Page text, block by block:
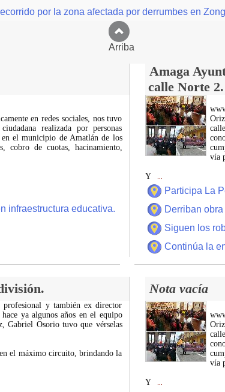
por la zona afectada por derrumbes en
Arriba
Amaga
calle Norte 2.
en redes sociales, nos tuvo
realizada por personas
el municipio de Amatlán de los
cobro de cuotas, hacinamiento,
infraestructura educativa.
vía
Y
Participa La
Derriban
Siguen los
Continúa la
Nota vacía
profesional y también ex director
ya algunos años en el equipo
Gabriel Osorio tuvo que vérselas
el máximo circuito, brindando la
vía
Y